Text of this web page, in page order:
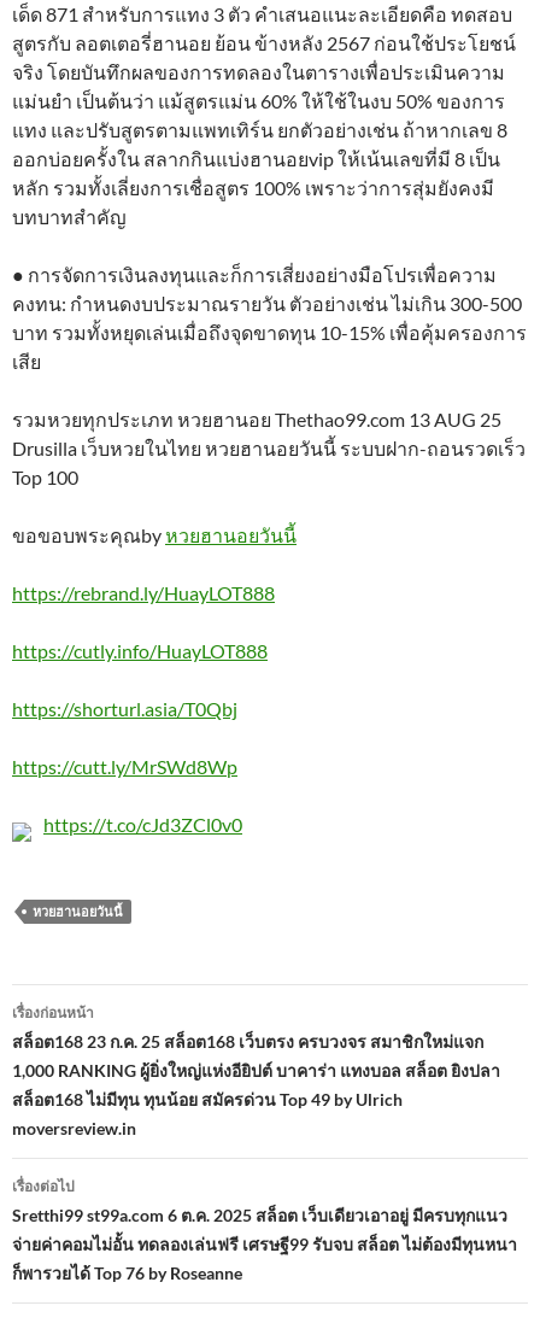
เด็ด 871 สำหรับการแทง 3 ตัว คำเสนอแนะละเอียดคือ ทดสอบ
สูตรกับ ลอตเตอรี่ฮานอย ย้อน ข้างหลัง 2567 ก่อนใช้ประโยชน์
จริง โดยบันทึกผลของการทดลองในตารางเพื่อประเมินความ
แม่นยำ เป็นต้นว่า แม้สูตรแม่น 60% ให้ใช้ในงบ 50% ของการ
แทง และปรับสูตรตามแพทเทิร์น ยกตัวอย่างเช่น ถ้าหากเลข 8
ออกบ่อยครั้งใน สลากกินแบ่งฮานอยvip ให้เน้นเลขที่มี 8 เป็น
หลัก รวมทั้งเลี่ยงการเชื่อสูตร 100% เพราะว่าการสุ่มยังคงมี
บทบาทสำคัญ
● การจัดการเงินลงทุนและก็การเสี่ยงอย่างมือโปรเพื่อความ
คงทน: กำหนดงบประมาณรายวัน ตัวอย่างเช่น ไม่เกิน 300-500
บาท รวมทั้งหยุดเล่นเมื่อถึงจุดขาดทุน 10-15% เพื่อคุ้มครองการ
เสีย
รวมหวยทุกประเภท หวยฮานอย Thethao99.com 13 AUG 25
Drusilla เว็บหวยในไทย หวยฮานอยวันนี้ ระบบฝาก-ถอนรวดเร็ว
Top 100
ขอขอบพระคุณbyหวยฮานอยวันนี้
https://rebrand.ly/HuayLOT888
https://cutly.info/HuayLOT888
https://shorturl.asia/T0Qbj
https://cutt.ly/MrSWd8Wp
https://t.co/cJd3ZCl0v0
หวยฮานอยวันนี้
เมนู
นำทาง
เรื่อง
เรื่องก่อนหน้า
สล็อต168 23 ก.ค. 25 สล็อต168 เว็บตรง ครบวงจร สมาชิกใหม่แจก
1,000 RANKING ผู้ยิ่งใหญ่แห่งอียิปต์ บาคาร่า แทงบอล สล็อต ยิงปลา
สล็อต168 ไม่มีทุน ทุนน้อย สมัครด่วน Top 49 by Ulrich
moversreview.in
เรื่องต่อไป
Sretthi99 st99a.com 6 ต.ค. 2025 สล็อต เว็บเดียวเอาอยู่ มีครบทุกแนว
จ่ายค่าคอมไม่อั้น ทดลองเล่นฟรี เศรษฐี99 รับจบ สล็อต ไม่ต้องมีทุนหนา
ก็พารวยได้ Top 76 by Roseanne